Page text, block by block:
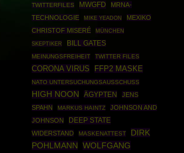
TWITTERFILES MWGFD
MRNA-
TECHNOLOGIE
MIKE YEADON
MEXIKO
CHRISTOF MISERÉ
MÜNCHEN
SKEPTIKER
BILL GATES
MEINUNGSFREIHEIT TWITTER FILES
CORONA VIRUS FFP2 MASKE
NATO UNTERSUCHUNGSAUSSCHUSS
HIGH NOON ÄGYPTEN
JENS
SPAHN
MARKUS HAINTZ
JOHNSON AND
JOHNSON
DEEP STATE
WIDERSTAND MASKENATTEST
DIRK
POHLMANN WOLFGANG